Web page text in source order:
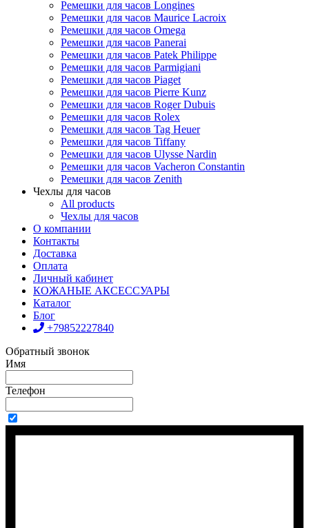
Ремешки для часов Longines
Ремешки для часов Maurice Lacroix
Ремешки для часов Omega
Ремешки для часов Panerai
Ремешки для часов Patek Philippe
Ремешки для часов Parmigiani
Ремешки для часов Piaget
Ремешки для часов Pierre Kunz
Ремешки для часов Roger Dubuis
Ремешки для часов Rolex
Ремешки для часов Tag Heuer
Ремешки для часов Tiffany
Ремешки для часов Ulysse Nardin
Ремешки для часов Vacheron Constantin
Ремешки для часов Zenith
Чехлы для часов
All products
Чехлы для часов
О компании
Контакты
Доставка
Оплата
Личный кабинет
КОЖАНЫЕ АКСЕССУАРЫ
Каталог
Блог
+79852227840
Обратный звонок
Имя
Телефон